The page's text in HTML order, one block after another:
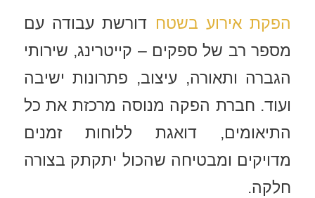
הפקת אירוע בשטח דורשת עבודה עם
מספר רב של ספקים – קייטרינג, שירותי
הגברה ותאורה, עיצוב, פתרונות ישיבה
ועוד. חברת הפקה מנוסה מרכזת את כל
התיאומים, דואגת ללוחות זמנים
מדויקים ומבטיחה שהכול יתקתק בצורה
חלקה.